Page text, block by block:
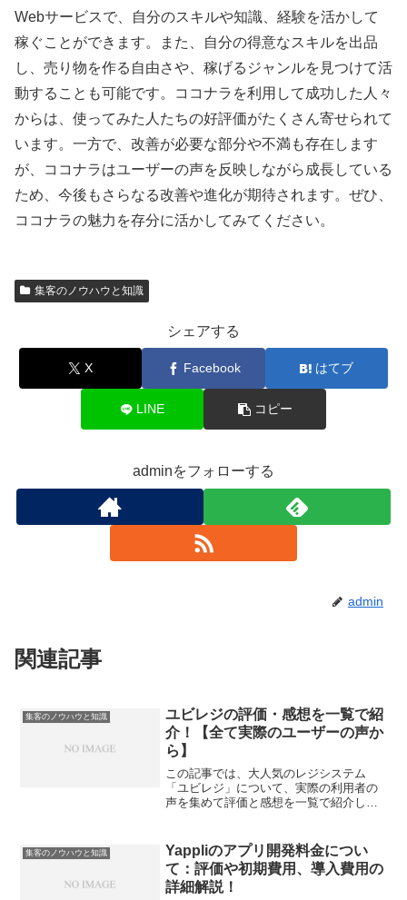
Webサービスで、自分のスキルや知識、経験を活かして
稼ぐことができます。また、自分の得意なスキルを出品
し、売り物を作る自由さや、稼げるジャンルを見つけて活
動することも可能です。ココナラを利用して成功した人々
からは、使ってみた人たちの好評価がたくさん寄せられて
います。一方で、改善が必要な部分や不満も存在します
が、ココナラはユーザーの声を反映しながら成長している
ため、今後もさらなる改善や進化が期待されます。ぜひ、
ココナラの魅力を存分に活かしてみてください。
集客のノウハウと知識
シェアする
X Facebook はてブ
LINE コピー
adminをフォローする
admin
関連記事
集客のノウハウと知識
ユビレジの評価・感想を一覧で紹
介！【全て実際のユーザーの声か
ら】
この記事では、大人気のレジシステム
「ユビレジ」について、実際の利用者の
声を集めて評価と感想を一覧で紹介しま
ための充実したオプションサービスも提
供しています。また、ユビレ...
集客のノウハウと知識
Yappliのアプリ開発料金につい
て：評価や初期費用、導入費用の
詳細解説！